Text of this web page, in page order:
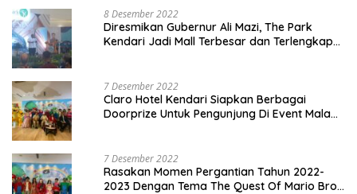
8 Desember 2022
Diresmikan Gubernur Ali Mazi, The Park
Kendari Jadi Mall Terbesar dan Terlengkap
7 Desember 2022
Claro Hotel Kendari Siapkan Berbagai
Doorprize Untuk Pengunjung Di Event Malam
7 Desember 2022
Rasakan Momen Pergantian Tahun 2022-
2023 Dengan Tema The Quest Of Mario Bros